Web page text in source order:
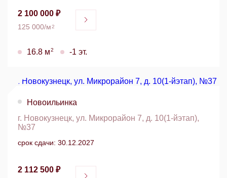
2 100 000 ₽
125 000/м2
16.8 м2 -1 эт.
Новоильинка
г. Новокузнецк, ул. Микрорайон 7, д. 10(1-йэтап),
№37
срок сдачи: 30.12.2027
2 112 500 ₽